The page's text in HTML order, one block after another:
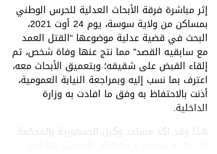
إثر مباشرة فرقة الأبحاث العدلية للحرس الوطني
بمساكن من ولاية سوسة، يوم 24 أوت 2021،
البحث في قضية عدلية موضوعها “القتل العمد
مع سابقيه القصد” مما نتج عنها وفاة شخص، تم
إلقاء القبض على شقيقه؛ وبتعميق الأبحاث معه،
اعترف بما نسب إليه وبمراجعة النيابة العمومية،
أذنت بالاحتفاظ به وفق ما افادت به وزارة
الداخلية.
هذا وقد اكد مساعد وكيل الجمهورية بالمحكمة